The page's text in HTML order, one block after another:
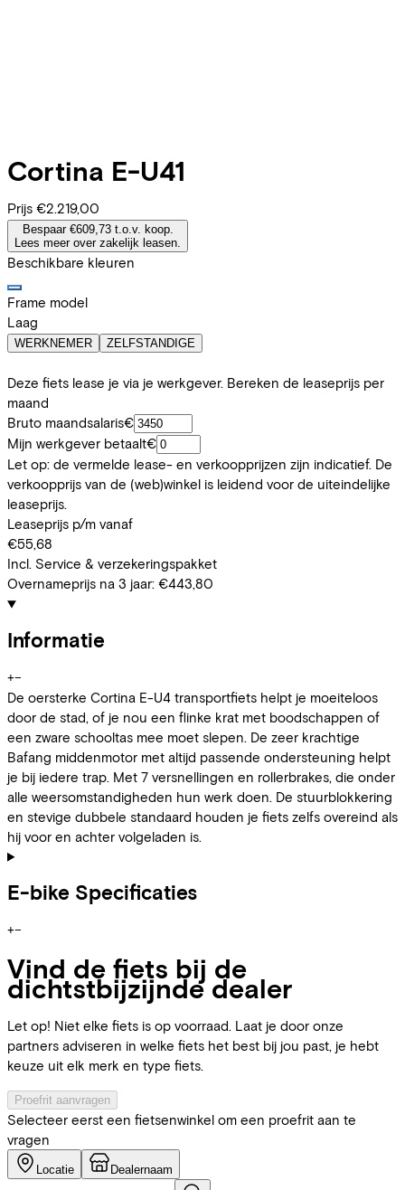
Cortina E-U41
Prijs €2.219,00
Bespaar €609,73 t.o.v. koop.
Lees meer over zakelijk leasen.
Beschikbare kleuren
Frame model
Laag
WERKNEMER ZELFSTANDIGE
Deze fiets lease je via je werkgever. Bereken de leaseprijs per
maand
Bruto maandsalaris€
Mijn werkgever betaalt€
Let op: de vermelde lease- en verkoopprijzen zijn indicatief. De
verkoopprijs van de (web)winkel is leidend voor de uiteindelijke
leaseprijs.
Leaseprijs p/m vanaf
€55,68
Incl. Service & verzekeringspakket
Overnameprijs na 3 jaar: €443,80
Informatie
+−
De oersterke Cortina E-U4 transportfiets helpt je moeiteloos
door de stad, of je nou een flinke krat met boodschappen of
een zware schooltas mee moet slepen. De zeer krachtige
Bafang middenmotor met altijd passende ondersteuning helpt
je bij iedere trap. Met 7 versnellingen en rollerbrakes, die onder
alle weersomstandigheden hun werk doen. De stuurblokkering
en stevige dubbele standaard houden je fiets zelfs overeind als
hij voor en achter volgeladen is.
E-bike Specificaties
+−
Vind de fiets bij de
dichtstbijzijnde dealer
Let op! Niet elke fiets is op voorraad. Laat je door onze
partners adviseren in welke fiets het best bij jou past, je hebt
keuze uit elk merk en type fiets.
Proefrit aanvragen
Selecteer eerst een fietsenwinkel om een proefrit aan te
vragen
Locatie Dealernaam